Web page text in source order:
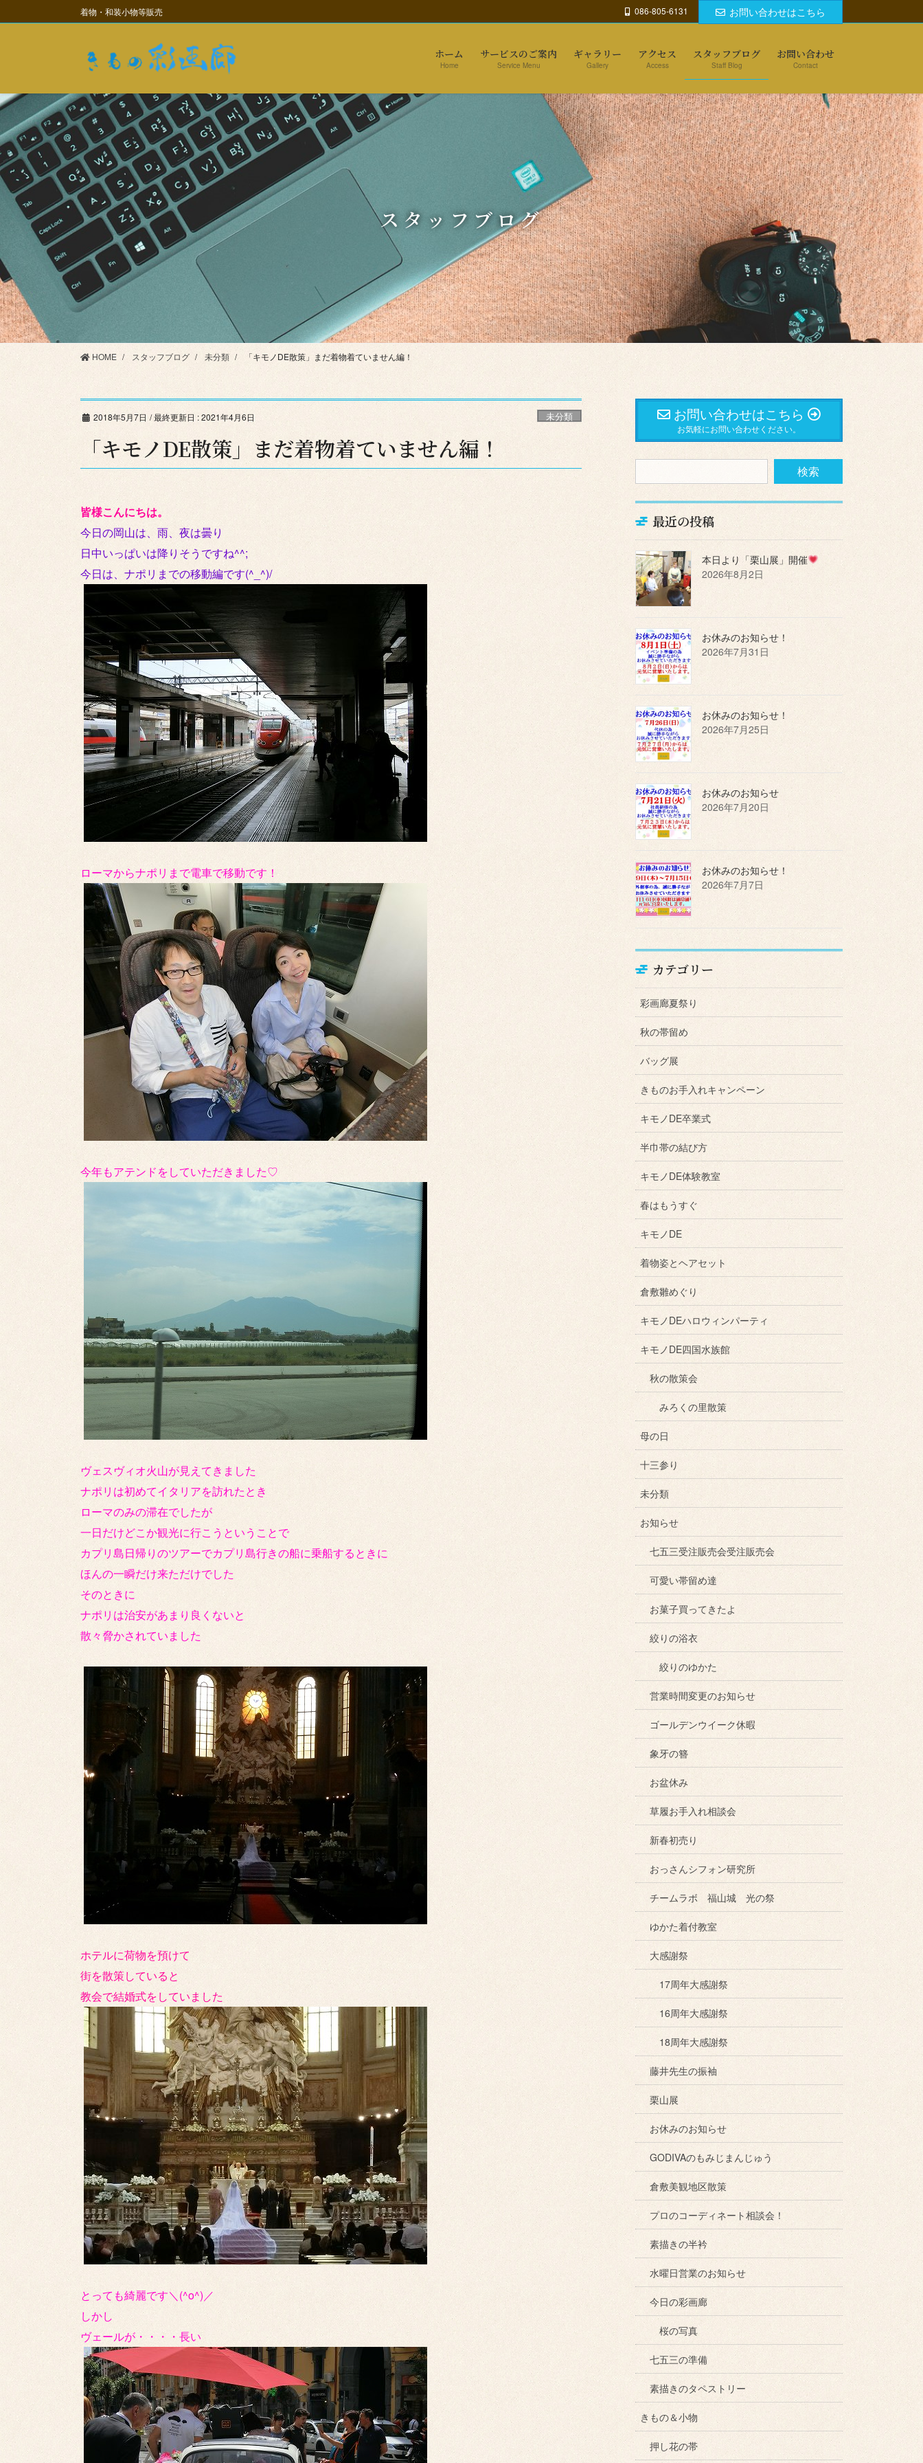
ン
に
移
ビ
ョ
ン
移
動
着物・和装小物等販売 086-805-6131 お問い合わせはこちら
ホーム
Home
サービスのご案内
Service Menu
ギャラリー
Gallery
アクセス
Access
スタッフブログ
Staff Blog
お問い合わせ
Contact
スタッフブログ
HOME スタッフブログ 未分類 「キモノDE散策」まだ着物着ていません編！
2018年5月7日 / 最終更新日 :2021年4月6日 未分類
「キモノDE散策」まだ着物着ていません編！
皆様こんにちは。
今日の岡山は、雨、夜は曇り
日中いっぱいは降りそうですね^^;
今日は、ナポリまでの移動編です(^_^)/
ローマからナポリまで電車で移動です！
今年もアテンドをしていただきました♡
ヴェスヴィオ火山が見えてきました
ナポリは初めてイタリアを訪れたとき
ローマのみの滞在でしたが
一日だけどこか観光に行こうということで
カプリ島日帰りのツアーでカプリ島行きの船に乗船するときに
ほんの一瞬だけ来ただけでした
そのときに
ナポリは治安があまり良くないと
散々脅かされていました
ホテルに荷物を預けて
街を散策していると
教会で結婚式をしていました
とっても綺麗です＼(^o^)／
しかし
ヴェールが・・・・長い
お問い合わせはこちら
お気軽にお問い合わせください。
最近の投稿
本日より「栗山展」開催
2026年8月2日
お休みのお知らせ！
2026年7月31日
お休みのお知らせ！
2026年7月25日
お休みのお知らせ
2026年7月20日
お休みのお知らせ！
2026年7月7日
カテゴリー
彩画廊夏祭り
秋の帯留め
バッグ展
きものお手入れキャンペーン
キモノDE卒業式
半巾帯の結び方
キモノDE体験教室
春はもうすぐ
キモノDE
着物姿とヘアセット
倉敷雛めぐり
キモノDEハロウィンパーティ
キモノDE四国水族館
秋の散策会
みろくの里散策
母の日
十三参り
未分類
お知らせ
七五三受注販売会受注販売会
可愛い帯留め達
お菓子買ってきたよ
絞りの浴衣
絞りのゆかた
営業時間変更のお知らせ
ゴールデンウイーク休暇
象牙の簪
お盆休み
草履お手入れ相談会
新春初売り
おっさんシフォン研究所
チームラボ 福山城 光の祭
ゆかた着付教室
大感謝祭
17周年大感謝祭
16周年大感謝祭
18周年大感謝祭
藤井先生の振袖
栗山展
お休みのお知らせ
GODIVAのもみじまんじゅう
倉敷美観地区散策
プロのコーディネート相談会！
素描きの半衿
水曜日営業のお知らせ
今日の彩画廊
桜の写真
七五三の準備
素描きのタペストリー
きもの＆小物
押し花の帯